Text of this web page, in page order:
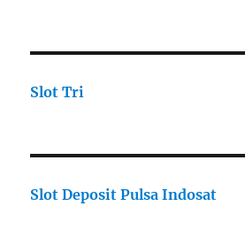
Slot Tri
Slot Deposit Pulsa Indosat